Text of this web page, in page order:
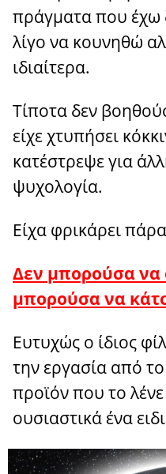
πράγματα που έχω
λίγο να κουνηθώ
ιδιαίτερα.
Τίποτα δεν
είχε χτυπήσει
κατέστρεψε για
ψυχολογία.
Είχα φρικάρει
Δεν μπορούσα
μπορούσα να
Ευτυχώς ο ίδιος
την εργασία από
προϊόν που το λένε
ουσιαστικά ένα